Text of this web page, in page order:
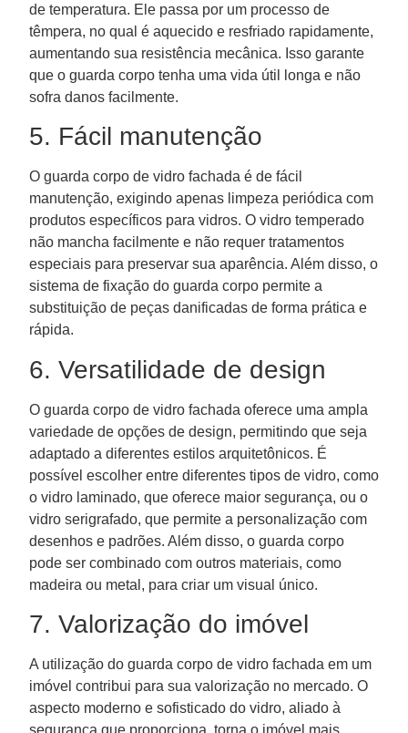
de temperatura. Ele passa por um processo de
têmpera, no qual é aquecido e resfriado rapidamente,
aumentando sua resistência mecânica. Isso garante
que o guarda corpo tenha uma vida útil longa e não
sofra danos facilmente.
5. Fácil manutenção
O guarda corpo de vidro fachada é de fácil
manutenção, exigindo apenas limpeza periódica com
produtos específicos para vidros. O vidro temperado
não mancha facilmente e não requer tratamentos
especiais para preservar sua aparência. Além disso, o
sistema de fixação do guarda corpo permite a
substituição de peças danificadas de forma prática e
rápida.
6. Versatilidade de design
O guarda corpo de vidro fachada oferece uma ampla
variedade de opções de design, permitindo que seja
adaptado a diferentes estilos arquitetônicos. É
possível escolher entre diferentes tipos de vidro, como
o vidro laminado, que oferece maior segurança, ou o
vidro serigrafado, que permite a personalização com
desenhos e padrões. Além disso, o guarda corpo
pode ser combinado com outros materiais, como
madeira ou metal, para criar um visual único.
7. Valorização do imóvel
A utilização do guarda corpo de vidro fachada em um
imóvel contribui para sua valorização no mercado. O
aspecto moderno e sofisticado do vidro, aliado à
segurança que proporciona, torna o imóvel mais